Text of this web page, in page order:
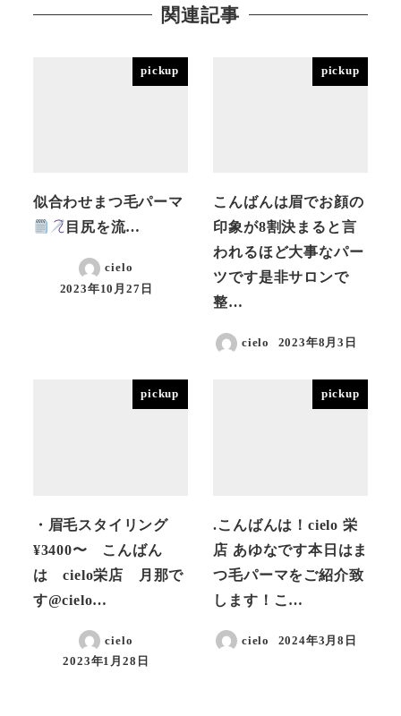
関連記事
pickup
似合わせまつ毛パーマ
目尻を流…
cielo
投稿日
2023年10月27日
pickup
こんばんは眉でお顔の
印象が8割決まると言
われるほど大事なパー
ツです是非サロンで
整…
cielo
投稿日
2023年8月3日
pickup
・眉毛スタイリング
¥3400〜 こんばん
は cielo栄店 月那で
す@cielo…
cielo
投稿日
2023年1月28日
pickup
.こんばんは！cielo 栄
店 あゆなです本日はま
つ毛パーマをご紹介致
します！こ…
cielo
投稿日
2024年3月8日